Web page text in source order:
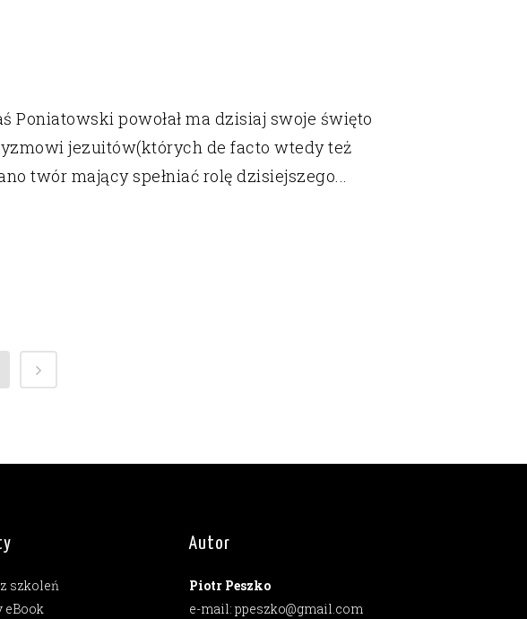
Poniatowski powołał ma dzisiaj swoje święto
jezuitów(których de facto wtedy też
twór mający spełniać rolę dzisiejszego...
szkoleń
eBook
Autor
Piotr Peszko
e-mail: ppeszko@gmail.com